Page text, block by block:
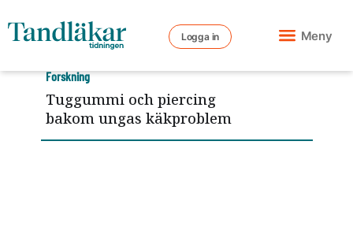
Logga in Meny
Tuggummi och piercing
bakom ungas käkproblem
Forskning